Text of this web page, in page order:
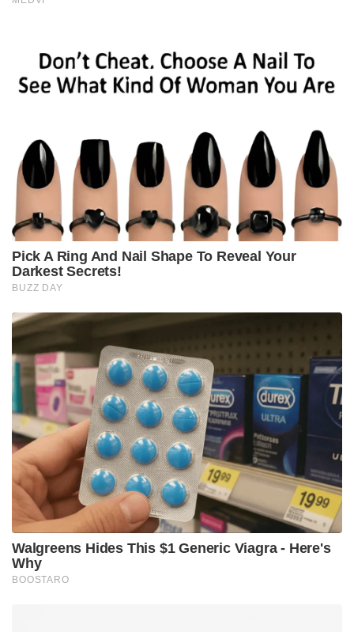
ധീരരും ദേശാഭിമാനികളുമായ
സൈന്യാധിപന്മാർക്കായിരുന്നു ചുമതല .
നാഗർകോവിലിനും ഇരണിയലിനും ഇടയ്ക്ക്
മദ്ധ്യത്തിലായി ദളവയും നിലയുറപ്പിച്ചു.
യുദ്ധത്തിന് മുൻപ് മാർത്താണ്ഡവർമ്മ
കുലക്ഷേത്രമായ തിരുവട്ടാറിലെത്തി അനുഗ്രഹം തേടി
. തന്റെ ഉടവാൾ ഭഗവാനു മുന്നിൽ സമർപ്പിച്ച്
അനുഗ്രഹം വാങ്ങി. അവിടെ നിന്ന് നേരേ
യുദ്ധക്കളത്തിലെത്തിയ അദ്ദേഹം സൈന്യ സാരഥ്യം
ഏറ്റെടുത്തു.
പോരാടുന്ന സൈന്യത്തിന് സൈന്യത്തിന്
സഹായമെത്തിക്കാൻ കാത്തുകിടന്ന ഡച്ചു കപ്പലിനെ
തിരുവിതാംകൂറിന്റെ പടയാളികൾ വഞ്ചികളിൽ
വളഞ്ഞു. കപ്പലിൽ നിന്ന് ഒരു സഹായവും
കരയിലെത്തിക്കാൻ അവർ അനുവദിച്ചില്ല .
ഡച്ചുസൈനികരും തിരുവിതാംകൂർ പടയാളികളും
തമ്മിൽ ഘോരയുദ്ധം തന്നെ അരങ്ങേറി. രാമയ്യൻ
ദളവയുടെ നേതൃത്വത്തിലുള്ള സൈന്യം ഡച്ച്
അണികളിൽ ഇടിമിന്നലായി പാഞ്ഞു കയറി . മുൻ
നിര തകർന്ന് ഡച്ചുകാർ നെട്ടോട്ടമായി . സൈന്യ
ക്രമവും നിയന്ത്രണവും തെറ്റിയ സൈന്യം ചിതറി
നാനാവിധമായി.